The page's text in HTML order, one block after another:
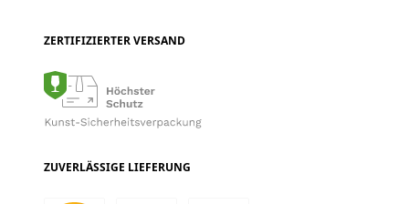
ZERTIFIZIERTER VERSAND
ZUVERLÄSSIGE LIEFERUNG